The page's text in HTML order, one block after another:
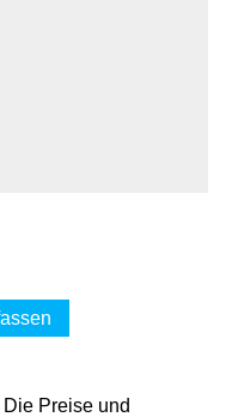
Preise und